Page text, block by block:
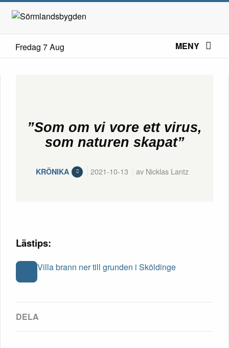
Fredag 7 Aug MENY
”Som om vi vore ett virus,
som naturen skapat”
KRÖNIKA 2021-10-13 av Nicklas Lantz
Lästips:
Villa brann ner till grunden i Sköldinge